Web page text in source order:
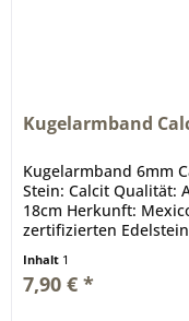
Kugelarmband
Kugelarmband 6mm
Stein: Calcit Qualität:
18cm Herkunft:
zertifizierten
Inhalt 1
7,90 € *